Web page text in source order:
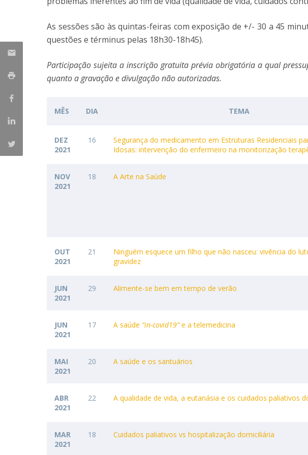
Mestrado em Enfermagem de Saúde Infantil e
Pediátrica
Enfermagem à Pessoa em Situação Crítica
Mestrado em Enfermagem Comunitária na área de
Student Ombudsman
Partnerships
Internacionais
ESEnfIC
As sessões são às quintas-feiras com exposição de +/- 30 a 45
questões e términus pelas 18h30-18h45).
Participação sujeita a inscrição gratuita prévia obrigatóriaa qual
quanto a gravação e divulgação não autorizadas.
MÊS DIA TEMA
DEZ
2021
16
Segurança do medicamento em Estruturas Residenciais
Idosas: intervenção do enfermeiro na monitorização
NOV
2021
18 A Arte na Saúde
OUT
2021
21
Ninguém esquece um filho que não nasceu: vivência do
gravidez
JUN
2021
29 Alimente-se bem em tempo de verão
JUN
2021
17 A saúde “in-covid19”e a telemedicina
MAI
2021
20 A saúde e os santuários
ABR
2021
22 A qualidade de vida, a eutanásia e os cuidados paliativos
MAR
2021
18 Cuidados paliativos vs hospitalização domiciliária